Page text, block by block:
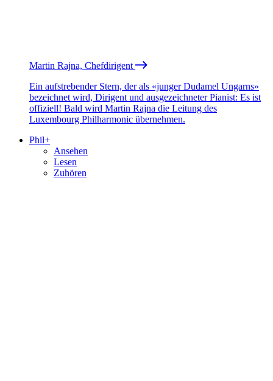
Martin Rajna, Chefdirigent
Ein aufstrebender Stern, der als «junger Dudamel Ungarns»
bezeichnet wird, Dirigent und ausgezeichneter Pianist: Es ist
offiziell! Bald wird Martin Rajna die Leitung des
Luxembourg Philharmonic übernehmen.
Phil+
Ansehen
Lesen
Zuhören